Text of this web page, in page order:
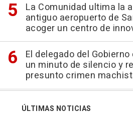
La Comunidad ultima la
antiguo aeropuerto de
acoger un centro de
El delegado del
un minuto de silencio y
presunto crimen
ÚLTIMAS NOTICIAS